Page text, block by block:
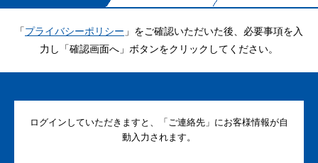
「プライバシーポリシー 」をご確認いただいた後、必要事項を入
力し「確認画面へ」ボタンをクリックしてください。
ログインしていただきますと、「ご連絡先」にお客様情報が自
動入力されます。